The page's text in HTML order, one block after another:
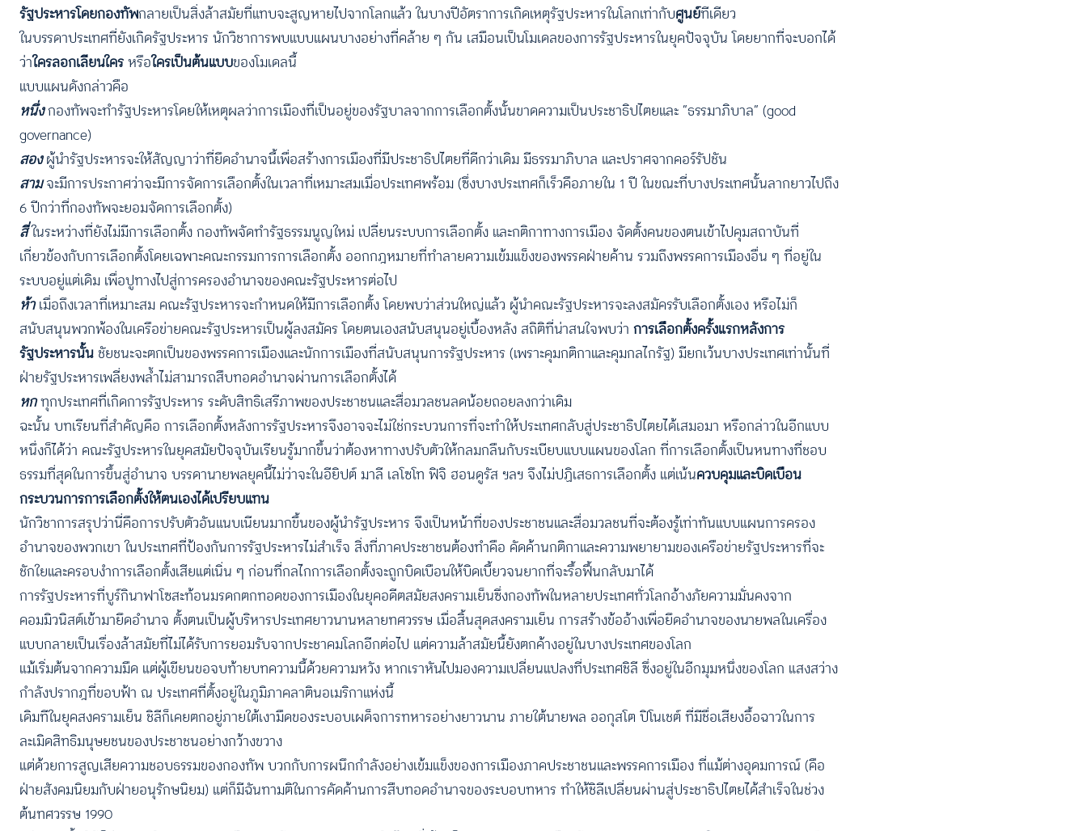
รัฐประหารโดยกองทัพกลายเป็นสิ่งล้าสมัยที่แทบจะสูญหายไปจากโลกแล้ว ในบางปีอัตราการเกิดเหตุรัฐประหารในโลกเท่ากับศูนย์ทีเดียว
ในบรรดาประเทศที่ยังเกิดรัฐประหาร นักวิชาการพบแบบแผนบางอย่างที่คล้าย ๆ กัน เสมือนเป็นโมเดลของการรัฐประหารในยุคปัจจุบัน โดยยากที่จะบอกได้
ว่าใครลอกเลียนใครหรือใครเป็นต้นแบบของโมเดลนี้
แบบแผนดังกล่าวคือ
หนึ่งกองทัพจะทำรัฐประหารโดยให้เหตุผลว่าการเมืองที่เป็นอยู่ของรัฐบาลจากการเลือกตั้งนั้นขาดความเป็นประชาธิปไตยและ “ธรรมาภิบาล” (good
governance)
สองผู้นำรัฐประหารจะให้สัญญาว่าที่ยึดอำนาจนี้เพื่อสร้างการเมืองที่มีประชาธิปไตยที่ดีกว่าเดิม มีธรรมาภิบาล และปราศจากคอร์รัปชัน
สาม จะมีการประกาศว่าจะมีการจัดการเลือกตั้งในเวลาที่เหมาะสมเมื่อประเทศพร้อม (ซึ่งบางประเทศก็เร็วคือภายใน 1 ปี ในขณะที่บางประเทศนั้นลากยาวไปถึง
6 ปีกว่าที่กองทัพจะยอมจัดการเลือกตั้ง)
สี่ในระหว่างที่ยังไม่มีการเลือกตั้ง กองทัพจัดทำรัฐธรรมนูญใหม่ เปลี่ยนระบบการเลือกตั้ง และกติกาทางการเมือง จัดตั้งคนของตนเข้าไปคุมสถาบันที่
เกี่ยวข้องกับการเลือกตั้งโดยเฉพาะคณะกรรมการการเลือกตั้ง ออกกฎหมายที่ทำลายความเข้มแข็งของพรรคฝ่ายค้าน รวมถึงพรรคการเมืองอื่น ๆ ที่อยู่ใน
ระบบอยู่แต่เดิม เพื่อปูทางไปสู่การครองอำนาจของคณะรัฐประหารต่อไป
ห้าเมื่อถึงเวลาที่เหมาะสม คณะรัฐประหารจะกำหนดให้มีการเลือกตั้ง โดยพบว่าส่วนใหญ่แล้ว ผู้นำคณะรัฐประหารจะลงสมัครรับเลือกตั้งเอง หรือไม่ก็
สนับสนุนพวกพ้องในเครือข่ายคณะรัฐประหารเป็นผู้ลงสมัคร โดยตนเองสนับสนุนอยู่เบื้องหลัง สถิติที่น่าสนใจพบว่า การเลือกตั้งครั้งแรกหลังการ
รัฐประหารนั้น ชัยชนะจะตกเป็นของพรรคการเมืองและนักการเมืองที่สนับสนุนการรัฐประหาร (เพราะคุมกติกาและคุมกลไกรัฐ) มียกเว้นบางประเทศเท่านั้นที่
ฝ่ายรัฐประหารเพลี่ยงพล้ำไม่สามารถสืบทอดอำนาจผ่านการเลือกตั้งได้
หกทุกประเทศที่เกิดการรัฐประหาร ระดับสิทธิเสรีภาพของประชาชนและสื่อมวลชนลดน้อยถอยลงกว่าเดิม
ฉะนั้น บทเรียนที่สำคัญคือ การเลือกตั้งหลังการรัฐประหารจึงอาจจะไม่ใช่กระบวนการที่จะทำให้ประเทศกลับสู่ประชาธิปไตยได้เสมอมา หรือกล่าวในอีกแบบ
หนึ่งก็ได้ว่า คณะรัฐประหารในยุคสมัยปัจจุบันเรียนรู้มากขึ้นว่าต้องหาทางปรับตัวให้กลมกลืนกับระเบียบแบบแผนของโลก ที่การเลือกตั้งเป็นหนทางที่ชอบ
ธรรมที่สุดในการขึ้นสู่อำนาจ บรรดานายพลยุคนี้ไม่ว่าจะในอียิปต์ มาลี เลโซโท ฟิจิ ฮอนดูรัส ฯลฯ จึงไม่ปฏิเสธการเลือกตั้ง แต่เน้นควบคุมและบิดเบือน
กระบวนการการเลือกตั้งให้ตนเองได้เปรียบแทน
นักวิชาการสรุปว่านี่คือการปรับตัวอันแนบเนียนมากขึ้นของผู้นำรัฐประหาร จึงเป็นหน้าที่ของประชาชนและสื่อมวลชนที่จะต้องรู้เท่าทันแบบแผนการครอง
อำนาจของพวกเขา ในประเทศที่ป้องกันการรัฐประหารไม่สำเร็จ สิ่งที่ภาคประชาชนต้องทำคือ คัดค้านกติกาและความพยายามของเครือข่ายรัฐประหารที่จะ
ชักใยและครอบงำการเลือกตั้งเสียแต่เนิ่น ๆ ก่อนที่กลไกการเลือกตั้งจะถูกบิดเบือนให้บิดเบี้ยวจนยากที่จะรื้อฟื้นกลับมาได้
การรัฐประหารที่บูร์กินาฟาโซสะท้อนมรดกตกทอดของการเมืองในยุคอดีตสมัยสงครามเย็นซึ่งกองทัพในหลายประเทศทั่วโลกอ้างภัยความมั่นคงจาก
คอมมิวนิสต์เข้ามายึดอำนาจ ตั้งตนเป็นผู้บริหารประเทศยาวนานหลายทศวรรษ เมื่อสิ้นสุดสงครามเย็น การสร้างข้ออ้างเพื่อยึดอำนาจของนายพลในเครื่อง
แบบกลายเป็นเรื่องล้าสมัยที่ไม่ได้รับการยอมรับจากประชาคมโลกอีกต่อไป แต่ความล้าสมัยนี้ยังตกค้างอยู่ในบางประเทศของโลก
แม้เริ่มต้นจากความมืด แต่ผู้เขียนขอจบท้ายบทความนี้ด้วยความหวัง หากเราหันไปมองความเปลี่ยนแปลงที่ประเทศชิลี ซึ่งอยู่ในอีกมุมหนึ่งของโลก แสงสว่าง
กำลังปรากฎที่ขอบฟ้า ณ ประเทศที่ตั้งอยู่ในภูมิภาคลาตินอเมริกาแห่งนี้
เดิมทีในยุคสงครามเย็น ชิลีก็เคยตกอยู่ภายใต้เงามืดของระบอบเผด็จการทหารอย่างยาวนาน ภายใต้นายพล ออกุสโต ปิโนเชต์ ที่มีชื่อเสียงอื้อฉาวในการ
ละเมิดสิทธิมนุษยชนของประชาชนอย่างกว้างขวาง
แต่ด้วยการสูญเสียความชอบธรรมของกองทัพ บวกกับการผนึกกำลังอย่างเข้มแข็งของการเมืองภาคประชาชนและพรรคการเมือง ที่แม้ต่างอุดมการณ์ (คือ
ฝ่ายสังคมนิยมกับฝ่ายอนุรักษนิยม) แต่ก็มีฉันทามติในการคัดค้านการสืบทอดอำนาจของระบอบทหาร ทำให้ชิลีเปลี่ยนผ่านสู่ประชาธิปไตยได้สำเร็จในช่วง
ต้นทศวรรษ 1990